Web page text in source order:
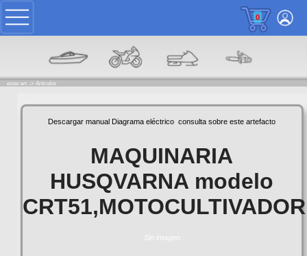
0
estas en: -> Articulos
Descargar manual Diagrama eléctrico consulta sobre este artefacto
MAQUINARIA
HUSQVARNA modelo
CRT51,MOTOCULTIVADOR
Sin imagen